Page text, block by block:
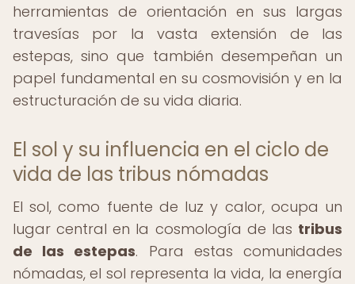
herramientas de orientación en sus largas
travesías por la vasta extensión de las
estepas, sino que también desempeñan un
papel fundamental en su cosmovisión y en la
estructuración de su vida diaria.
El sol y su influencia en el ciclo de
vida de las tribus nómadas
El sol, como fuente de luz y calor, ocupa un
lugar central en la cosmología de las tribus
de las estepas. Para estas comunidades
nómadas, el sol representa la vida, la energía